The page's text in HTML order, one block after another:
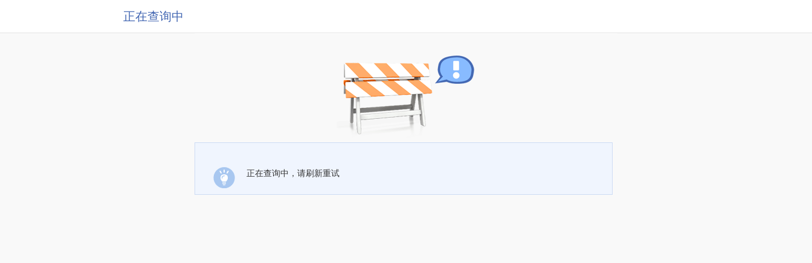
正在查询中
正在查询中，请刷新重试